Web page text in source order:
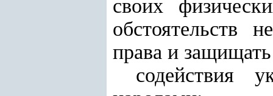
своих
обстоятельств
права и
содействия